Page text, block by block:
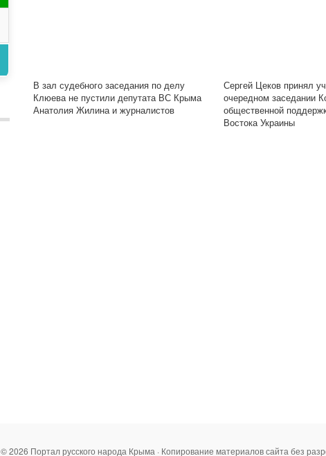
В зал судебного заседания по делу
Клюева не пустили депутата ВС Крыма
Анатолия Жилина и журналистов
Сергей Цеков принял
очередном заседании
общественной
Востока Украины
© 2026 Портал русского народа Крыма · Копирование материалов сайта без